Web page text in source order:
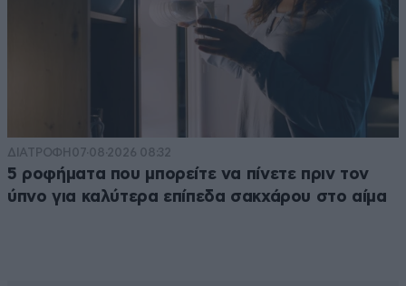
ΔΙΑΤΡΟΦΗ 07·08·2026 08:32
5 ροφήματα που μπορείτε να πίνετε πριν τον
ύπνο για καλύτερα επίπεδα σακχάρου στο αίμα